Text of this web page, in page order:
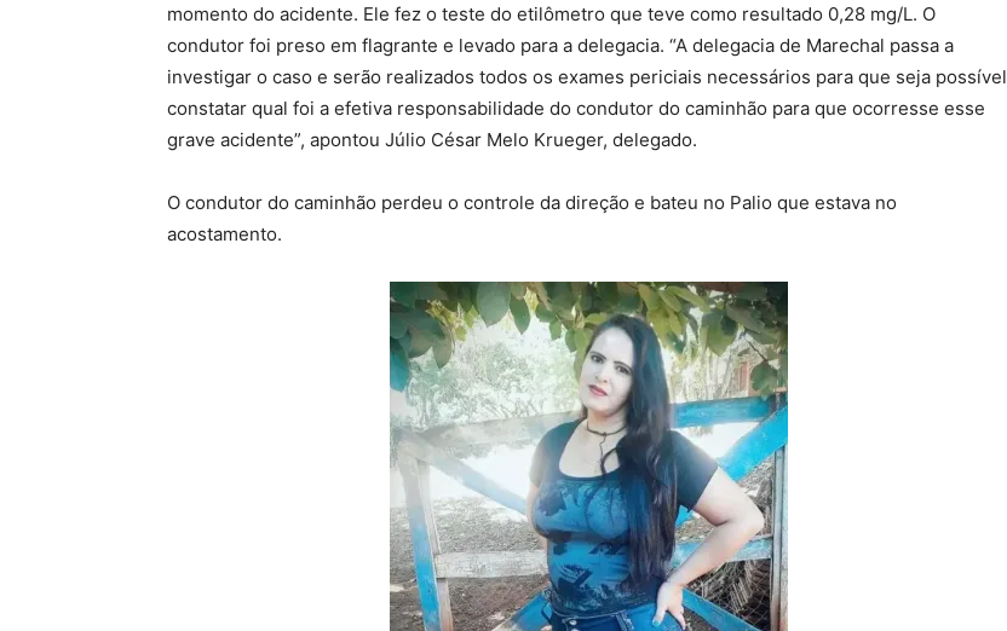
momento do acidente. Ele fez o teste do etilômetro que teve como resultado 0,28 mg/L. O
condutor foi preso em flagrante e levado para a delegacia. “A delegacia de Marechal passa a
investigar o caso e serão realizados todos os exames periciais necessários para que seja possível
constatar qual foi a efetiva responsabilidade do condutor do caminhão para que ocorresse esse
grave acidente”, apontou Júlio César Melo Krueger, delegado.
O condutor do caminhão perdeu o controle da direção e bateu no Palio que estava no
acostamento.